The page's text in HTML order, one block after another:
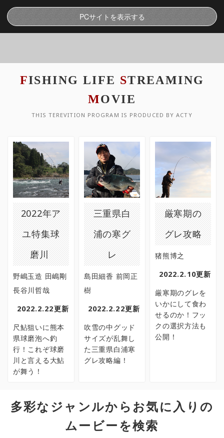
PCサイトを表示する
FISHING LIFE STREAMING
MOVIE
THIS TEREVITION PROGRAM IS PRODUCED BY ACTY
2022年ア
ユ特集球
磨川
野嶋玉造 田嶋剛
長谷川哲哉
2022.2.22更新
尺鮎狙いに熊本
県球磨泡へ釣
行！これぞ球磨
川と言える大鮎
が舞う！
三重県白
浦の寒グ
レ
島田細香 前岡正
樹
2022.2.22更新
吹雪の中グッド
サイズが乱舞し
た三重県白浦寒
グレ攻略編！
厳寒期の
グレ攻略
猪熊博之
2022.2.10更新
厳寒期のグレを
いかにして食わ
せるのか！フッ
クの選択方法も
公開！
多彩なジャンルからお気に入りの
ムービーを検索